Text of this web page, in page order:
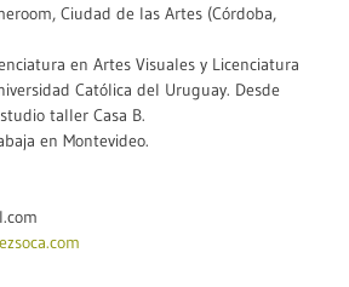
Ciudad de las Artes (Córdoba,
en Artes Visuales y Licenciatura
Católica del Uruguay. Desde
taller Casa B.
en Montevideo.